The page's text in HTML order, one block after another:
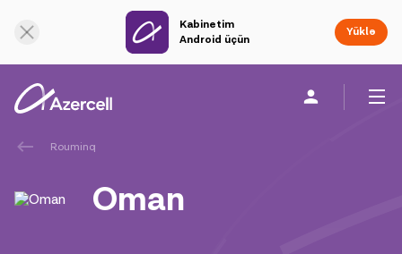
Kabinetim
Android üçün
Yüklə
Rouminq
Oman
Onlayn dəstək